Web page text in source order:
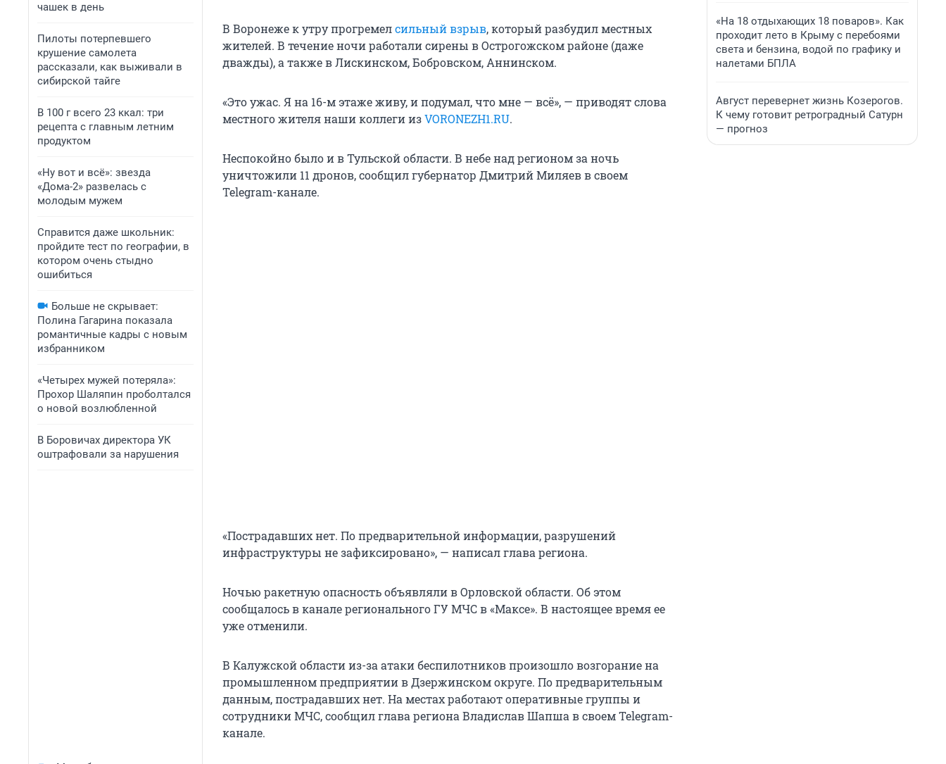
чашек в день
Пилоты потерпевшего
крушение самолета
рассказали, как выживали в
сибирской тайге
В 100 г всего 23 ккал: три
рецепта с главным летним
продуктом
«Ну вот и всё»: звезда
«Дома-2» развелась с
молодым мужем
Справится даже школьник:
пройдите тест по географии, в
котором очень стыдно
ошибиться
Больше не скрывает:
Полина Гагарина показала
романтичные кадры с новым
избранником
«Четырех мужей потеряла»:
Прохор Шаляпин проболтался
о новой возлюбленной
В Боровичах директора УК
оштрафовали за нарушения
В Воронеже к утру прогремелсильный взрыв, который разбудил местных
жителей. В течение ночи работали сирены в Острогожском районе (даже
дважды), а также в Лискинском, Бобровском, Аннинском.
«Это ужас. Я на 16-м этаже живу, и подумал, что мне — всё», — приводят слова
местного жителя наши коллеги изVORONEZH1.RU.
Неспокойно было и в Тульской области. В небе над регионом за ночь
уничтожили 11 дронов, сообщил губернатор Дмитрий Миляев в своем
Telegram-канале.
«Пострадавших нет. По предварительной информации, разрушений
инфраструктуры не зафиксировано», — написал глава региона.
Ночью ракетную опасность объявляли в Орловской области. Об этом
сообщалось в канале регионального ГУ МЧС в «Максе». В настоящее время ее
уже отменили.
В Калужской области из-за атаки беспилотников произошло возгорание на
промышленном предприятии в Дзержинском округе. По предварительным
данным, пострадавших нет. На местах работают оперативные группы и
сотрудники МЧС, сообщил глава региона Владислав Шапша в своем Telegram-
канале.
«На 18 отдыхающих 18 поваров». Как
проходит лето в Крыму с перебоями
света и бензина, водой по графику и
налетами БПЛА
Август перевернет жизнь Козерогов.
К чему готовит ретроградный Сатурн
— прогноз